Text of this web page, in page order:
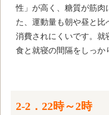
性」が高く、糖質が筋肉
た、運動量も朝や昼と
消費されにくいです。就
食と就寝の間隔をしっか
2-2．22時～2時